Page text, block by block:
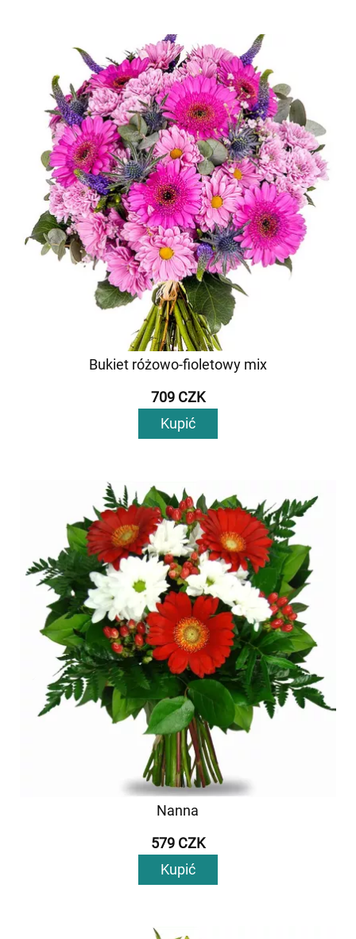
Bukiet różowo-fioletowy mix
709 CZK
Kupić
Nanna
579 CZK
Kupić